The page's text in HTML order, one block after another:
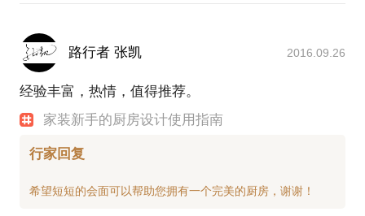
路行者 张凯 2016.09.26
经验丰富，热情，值得推荐。
家装新手的厨房设计使用指南
行家回复